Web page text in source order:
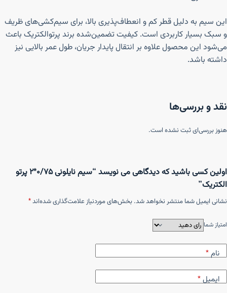
این سیم به دلیل قطر کم و انعطاف‌پذیری بالا، برای سیم‌کشی‌های ظریف
و سبک بسیار کاربردی است. کیفیت تضمین‌شده برند پرتوالکتریک باعث
می‌شود این محصول علاوه بر انتقال پایدار جریان، طول عمر بالایی نیز
داشته باشد.
نقد و بررسی‌ها
هنوز بررسی‌ای ثبت نشده است.
اولین کسی باشید که دیدگاهی می نویسد “سیم نایلونی ۰/۷۵*۲ پرتو
الکتریک”
نشانی ایمیل شما منتشر نخواهد شد. بخش‌های موردنیاز علامت‌گذاری شده‌اند*
امتیاز شما
نام*
ایمیل*